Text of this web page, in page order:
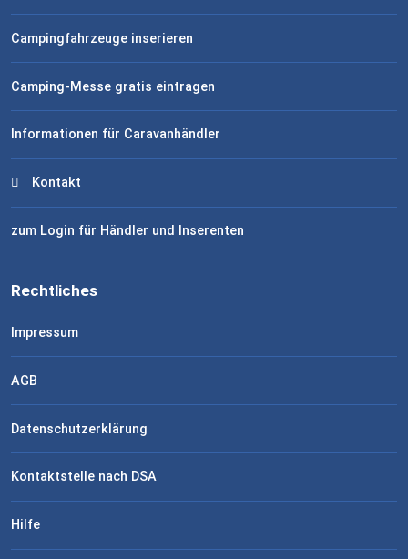
Campingfahrzeuge inserieren
Camping-Messe gratis eintragen
Informationen für Caravanhändler
Kontakt
zum Login für Händler und Inserenten
Rechtliches
Impressum
AGB
Datenschutzerklärung
Kontaktstelle nach DSA
Hilfe